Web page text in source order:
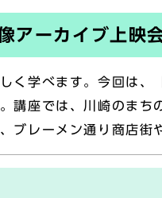
アーカイブ上映
く学べます。今回は、
講座では、川崎のまち
ブレーメン通り商店街